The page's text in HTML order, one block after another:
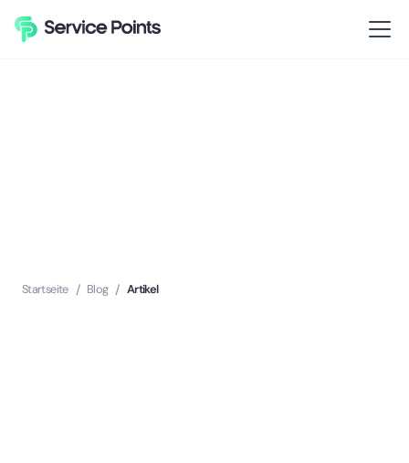
Startseite / Blog / Artikel